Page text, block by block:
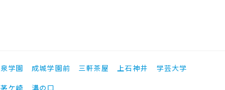
学園 成城学園前 三軒茶屋 上石神井
学芸大学
茅ケ崎
溝の口